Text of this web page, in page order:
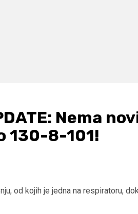
Nema
130-8-101!
od kojih je jedna na respiratoru,